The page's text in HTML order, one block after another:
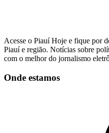
Acesse o Piauí Hoje e fique por
Piauí e região. Notícias sobre
com o melhor do jornalismo
Onde estamos